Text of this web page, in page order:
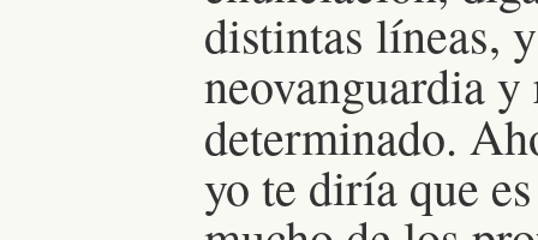
distintas líneas,
neovanguardia
determinado.
yo te diría que